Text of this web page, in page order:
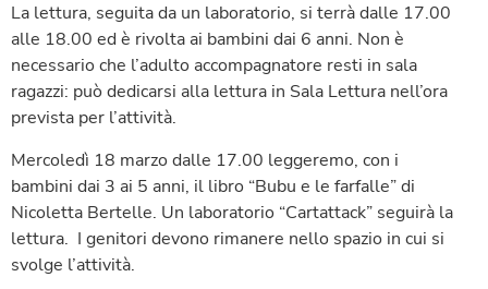
La lettura, seguita da un laboratorio, si terrà dalle 17.00
alle 18.00 ed è rivolta ai bambini dai 6 anni. Non è
necessario che l’adulto accompagnatore resti in sala
ragazzi: può dedicarsi alla lettura in Sala Lettura nell’ora
prevista per l’attività.
Mercoledì 18 marzo dalle 17.00 leggeremo, con i
bambini dai 3 ai 5 anni, il libro “Bubu e le farfalle” di
Nicoletta Bertelle. Un laboratorio “Cartattack” seguirà la
lettura. I genitori devono rimanere nello spazio in cui si
svolge l’attività.